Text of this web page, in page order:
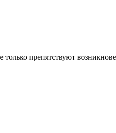
препятствуют